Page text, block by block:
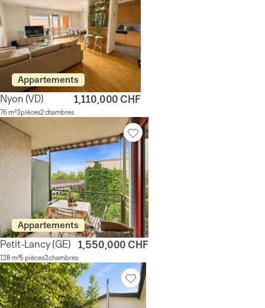
Appartements
Nyon (VD)
76 m²3 pièces2 chambres
1,110,000 CHF
Appartements
Petit-Lancy(GE)
128 m²5 pièces3 chambres
1,550,000 CHF